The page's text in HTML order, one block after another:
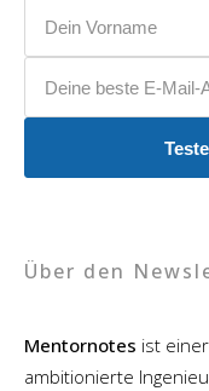
Über den
Mentornotes ist
ambitionierte